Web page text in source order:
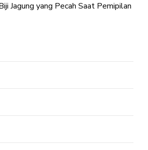
Jagung yang Pecah Saat Pemipilan